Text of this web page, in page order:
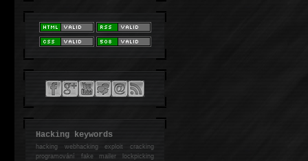
Hacking keywords
hackingwebhacking exploit cracking
programování fake mailer lockpicking